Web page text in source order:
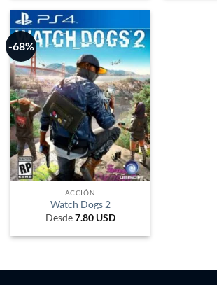
-68%
ACCIÓN
Watch Dogs 2
Desde7.80 USD